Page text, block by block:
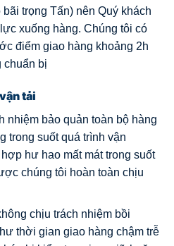
trọng Tấn) nên Quý khách
xuống hàng. Chúng tôi có
điểm giao hàng khoảng 2h
chuẩn bị
tải
nhiệm bảo quản toàn bộ hàng
trong suốt quá trình vận
hư hao mất mát trong suốt
chúng tôi hoàn toàn chịu
chịu trách nhiệm bồi
thời gian giao hàng chậm trễ